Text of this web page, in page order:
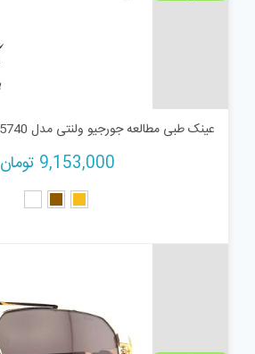
عینک طبی مطالعه جورجیو ولنتی مدل GV5740
9,153,000 تومان